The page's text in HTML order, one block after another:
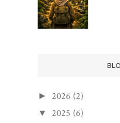
► 2026 (2)
▼ 2025 (6)